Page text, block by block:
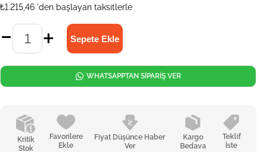
₺1.215,46 'den başlayan taksitlerle
Kritik
Stok
Favorilere
Ekle
Fiyat Düşünce Haber
Ver
Kargo
Bedava
Teklif
İste
WHATSAPPTAN SİPARİŞ VER